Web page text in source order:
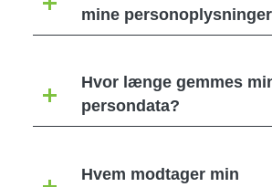
mine
Hvor længe gemmes
persondata?
Hvem modtager min